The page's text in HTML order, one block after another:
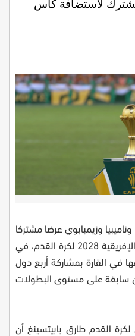
لاستضافة كأس
وزيمبابوي عرضا مشتركا
لاستضافة نهائيات كأس الأمم الإفريقية 2028 لكرة القدم، في
في القارة بمشاركة أربع دول
سابقة على مستوى البطولات
القدم طارق بابيتسينغ أن